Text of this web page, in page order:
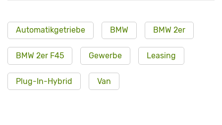
Automatikgetriebe BMW BMW 2er
BMW 2er F45 Gewerbe Leasing
Plug-In-Hybrid Van